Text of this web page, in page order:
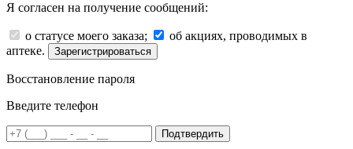
Я согласен на получение сообщений:
о статусе моего заказа;
об акциях, проводимых в
аптеке.
Зарегистрироваться
Восстановление пароля
Введите телефон
Подтвердить